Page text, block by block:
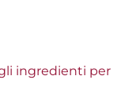
ingredienti per